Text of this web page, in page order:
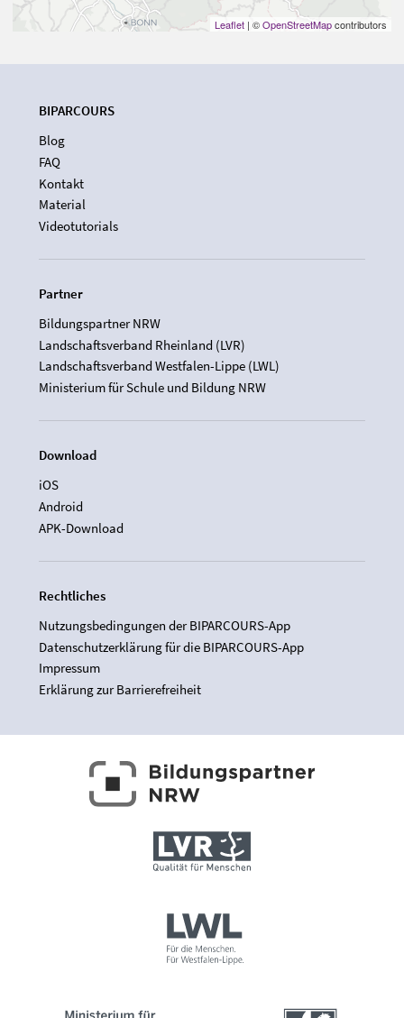
Leaflet | ©OpenStreetMapcontributors
BIPARCOURS
Blog
FAQ
Kontakt
Material
Videotutorials
Partner
Bildungspartner NRW
Landschaftsverband Rheinland (LVR)
Landschaftsverband Westfalen-Lippe (LWL)
Ministerium für Schule und Bildung NRW
Download
iOS
Android
APK-Download
Rechtliches
Nutzungsbedingungen der BIPARCOURS-App
Datenschutzerklärung für die BIPARCOURS-App
Impressum
Erklärung zur Barrierefreiheit